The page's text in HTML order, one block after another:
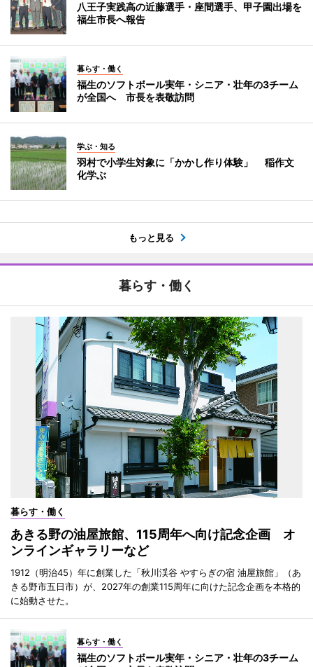
八王子実践高の近藤選手・座間選手、甲子園出場を
福生市長へ報告
暮らす・働く
福生のソフトボール実年・シニア・壮年の3チーム
が全国へ 市長を表敬訪問
学ぶ・知る
羽村で小学生対象に「かかし作り体験」 稲作文
化学ぶ
もっと見る
暮らす・働く
暮らす・働く
あきる野の油屋旅館、115周年へ向け記念企画 オ
ンラインギャラリーなど
1912（明治45）年に創業した「秋川渓谷 やすらぎの宿 油屋旅館」（あ
きる野市五日市）が、2027年の創業115周年に向けた記念企画を本格的
に始動させた。
暮らす・働く
福生のソフトボール実年・シニア・壮年の3チーム